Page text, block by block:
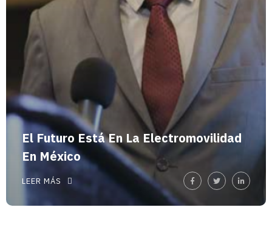
El Futuro Está En La Electromovilidad
En México
LEER MÁS